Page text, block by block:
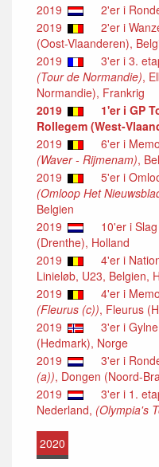
2019
2'er i
2019
2'er i
(Oost-Vlaanderen),
2019
3'er i 3.
(Tour de Normandie),
Normandie), Frankrig
2019
1'er i GP
Rollegem (West-
2019
6'er i
(Waver - Rijmenam),
2019
5'er i
(Omloop Het
Belgien
2019
10'er i
(Drenthe), Holland
2019
4'er i
Linieløb, U23, Belgien,
2019
4'er i
(Fleurus (c)), Fleurus
2019
3'er i
(Hedmark), Norge
2019
3'er i
(a)), Dongen (Noord-
2019
3'er i 1.
Nederland, (Olympia's
2020